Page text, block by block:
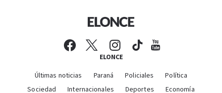
ELONCE
Últimas noticias Paraná Policiales
Política
Sociedad
Internacionales Deportes Economía